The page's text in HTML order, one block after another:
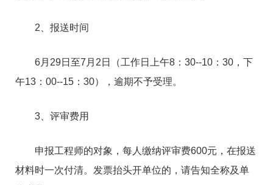
2、报送时间
6月29日至7月2日（工作日上午8：30--10：30，下
午13：00--15：30），逾期不予受理。
3、评审费用
申报工程师的对象，每人缴纳评审费600元，在报送
材料时一次付清。发票抬头开单位的，请告知全称及单